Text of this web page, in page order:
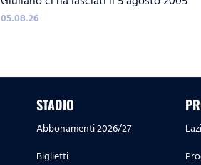
05.08.26
STADIO
Abbonamenti 2026/27
Biglietti